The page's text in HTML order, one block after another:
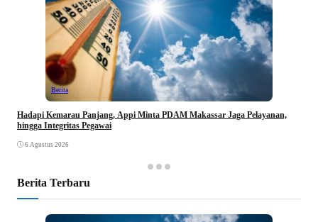
Berita
Hadapi Kemarau Panjang, Appi Minta PDAM Makassar Jaga Pelayanan,
hingga Integritas Pegawai
6 Agustus 2026
Berita Terbaru